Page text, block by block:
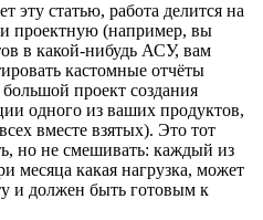
эту статью, работа делится на
проектную (например, вы
в какой-нибудь АСУ, вам
кастомные отчёты
проект создания
одного из ваших продуктов,
вместе взятых). Это тот
но не смешивать: каждый из
месяца какая нагрузка, может
и должен быть готовым к